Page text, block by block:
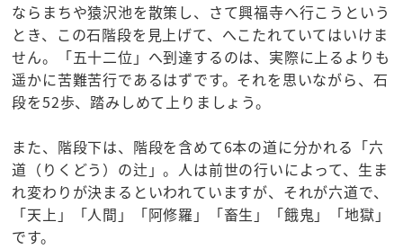
ならまちや猿沢池を散策し、さて興福寺へ行こうという
とき、この石階段を見上げて、へこたれていてはいけま
せん。「五十二位」へ到達するのは、実際に上るよりも
遥かに苦難苦行であるはずです。それを思いながら、石
段を52歩、踏みしめて上りましょう。
また、階段下は、階段を含めて6本の道に分かれる「六
道（りくどう）の辻」。人は前世の行いによって、生ま
れ変わりが決まるといわれていますが、それが六道で、
「天上」「人間」「阿修羅」「畜生」「餓鬼」「地獄」
です。